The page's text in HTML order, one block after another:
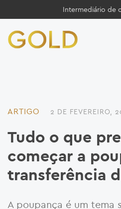
Intermediário de
ARTIGO 2 DE FEVEREIRO,
Tudo o que
começar a
transferência
A poupança é um tema